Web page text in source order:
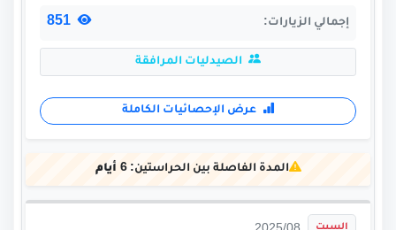
إجمالي الزيارات:
الصيدليات المرافقة
عرض الإحصائيات الكاملة
المدة الفاصلة بين الحراستين:6 أيام
السبت